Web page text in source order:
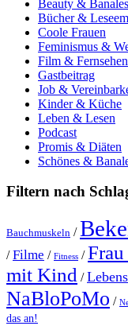
Beauty & Banales
Bücher &
Coole Frauen
Feminismus &
Film & Fernsehen
Gastbeitrag
Job &
Kinder & Küche
Leben & Lesen
Podcast
Promis & Diäten
Schönes &
Filtern nach
Bauchmuskeln /
/Filme / Fitness /
mit Kind /
NaBloPoMo /
das an!